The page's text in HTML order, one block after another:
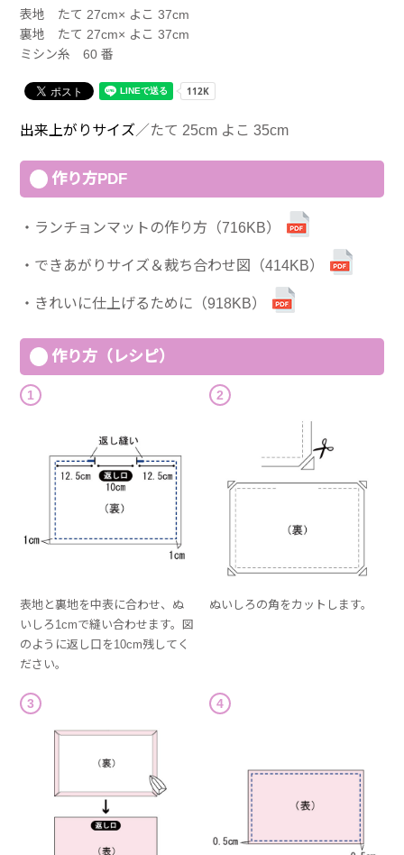
表地 たて 27cm× よこ 37cm
裏地 たて 27cm× よこ 37cm
ミシン糸 60 番
出来上がりサイズ／たて 25cm よこ 35cm
作り方PDF
ランチョンマットの作り方（716KB）
できあがりサイズ＆裁ち合わせ図（414KB）
きれいに仕上げるために（918KB）
作り方（レシピ）
1
表地と裏地を中表に合わせ、ぬ
いしろ1cmで縫い合わせます。図
のように返し口を10cm残してく
ださい。
2
ぬいしろの角をカットします。
3 4